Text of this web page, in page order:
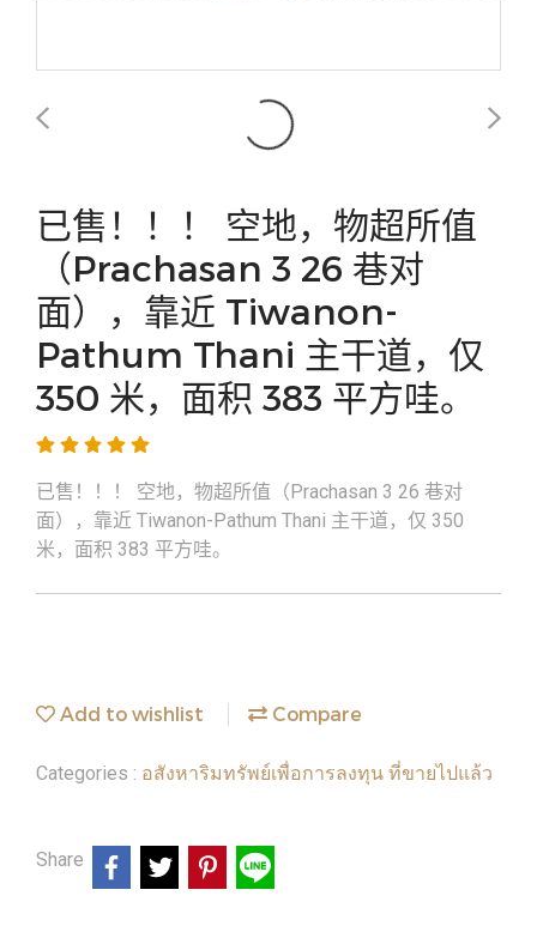
已售！！！ 空地，物超所值
（Prachasan 3 26 巷对
面），靠近 Tiwanon-
Pathum Thani 主干道，仅
350 米，面积 383 平方哇。
已售！！！ 空地，物超所值（Prachasan 3 26 巷对
面），靠近 Tiwanon-Pathum Thani 主干道，仅 350
米，面积 383 平方哇。
Add to wishlist Compare
Categories : อสังหาริมทรัพย์เพื่อการลงทุน ที่ขายไปแล้ว
Share